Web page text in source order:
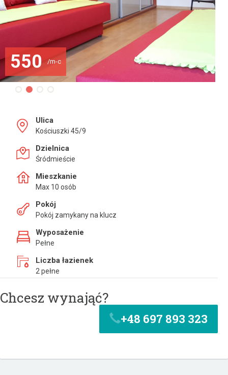
550 /m-c
Ulica
Kościuszki 45/9
Dzielnica
Śródmieście
Mieszkanie
Max 10 osób
Pokój
Pokój zamykany na klucz
Wyposażenie
Pełne
Liczba łazienek
2 pełne
Chcesz wynająć?
+48 697 893 323